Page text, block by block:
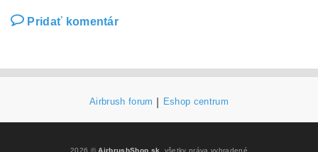
Pridať komentár
Airbrush forum Eshop centrum
2026 ©AirbrushShop.sk , všetky práva vyhradené